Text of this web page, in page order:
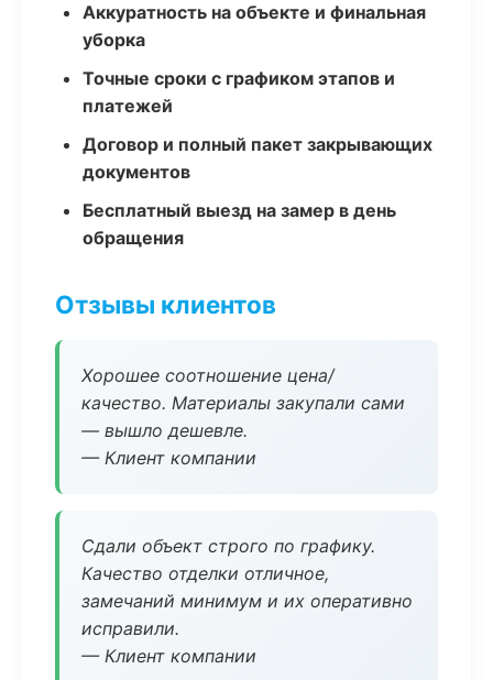
Аккуратность на объекте и финальная
уборка
Точные сроки с графиком этапов и
платежей
Договор и полный пакет закрывающих
документов
Бесплатный выезд на замер в день
обращения
Отзывы клиентов
Хорошее соотношение цена/
качество. Материалы закупали сами
— вышло дешевле.
— Клиент компании
Сдали объект строго по графику.
Качество отделки отличное,
замечаний минимум и их оперативно
исправили.
— Клиент компании